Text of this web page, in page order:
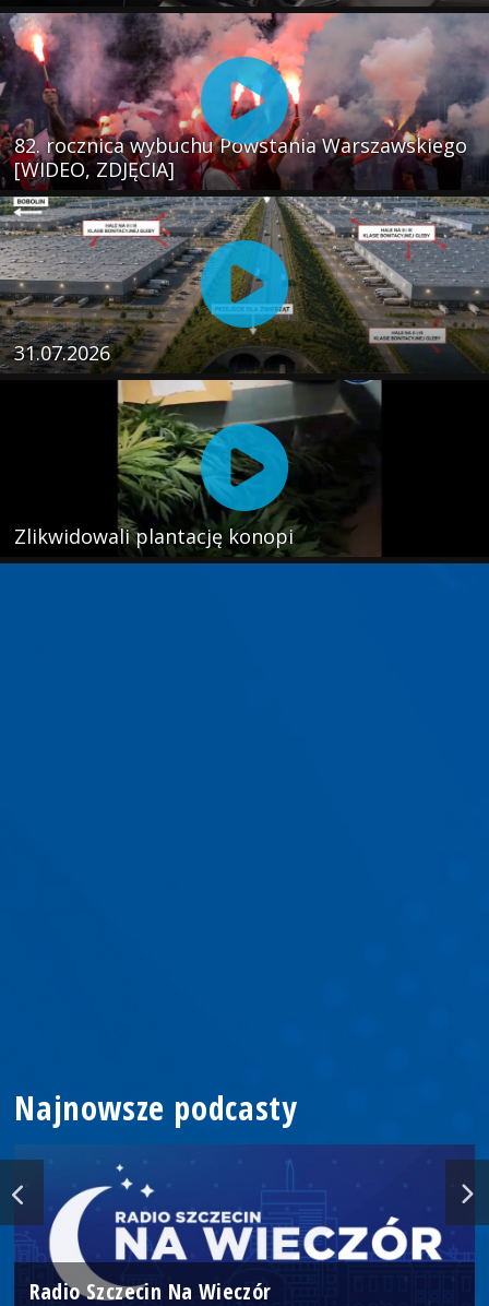
82. rocznica wybuchu Powstania Warszawskiego
[WIDEO, ZDJĘCIA]
31.07.2026
Zlikwidowali plantację konopi
Najnowsze podcasty
Radio Szczecin Na Wieczór